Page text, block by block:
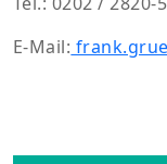
E-Mail: